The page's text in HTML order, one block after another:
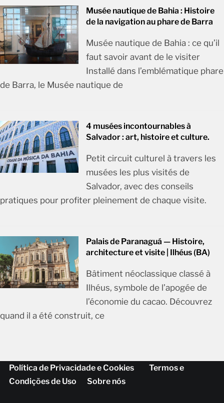
Musée nautique de Bahia : Histoire
de la navigation au phare de Barra
Musée nautique de Bahia : ce qu’il
faut savoir avant de le visiter
Installé dans l’emblématique phare
de Barra, le Musée nautique de
4 musées incontournables à
Salvador : art, histoire et culture.
Petit circuit culturel à travers les
musées les plus visités de
Salvador, avec des conseils
pratiques pour profiter pleinement de chaque visite.
Palais de Paranaguá — Histoire,
architecture et visite | Ilhéus (BA)
Bâtiment néoclassique classé à
Ilhéus, symbole de l’apogée de
l’économie du cacao. Découvrez
quand il a été construit, ce
Política de Privacidade e Cookies
Termos e
Condições de Uso
Sobre nós